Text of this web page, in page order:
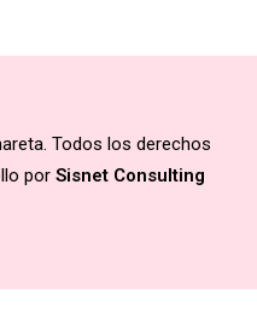
Todos los derechos
por Sisnet Consulting